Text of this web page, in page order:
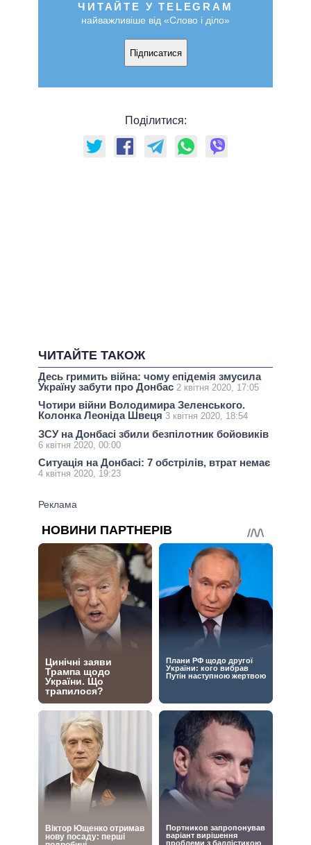
ЧИТАЙТЕ У TELEGRAM
найважливіше від «Слово і діло»
Підписатися
Поділитися:
ЧИТАЙТЕ ТАКОЖ
Десь гримить війна: чому епідемія змусила
Україну забути про Донбас 2 квітня 2020, 17:05
Чотири війни Володимира Зеленського.
Колонка Леоніда Швеця 3 квітня 2020, 18:54
ЗСУ на Донбасі збили безпілотник бойовиків
6 квітня 2020, 00:00
Ситуація на Донбасі: 7 обстрілів, втрат немає
4 квітня 2020, 19:23